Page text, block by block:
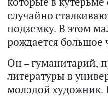
случайно
подземку. В этом
рождается большое
Он – гуманитарий,
литературы в
молодой художник.